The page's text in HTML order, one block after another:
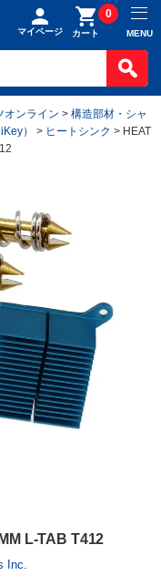
マイページ カート
0
MENU
オンライン > 構造部材・シャ
） > ヒートシンク > HEAT
L-TAB T412
Inc.